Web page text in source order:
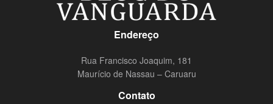
Endereço
Rua Francisco Joaquim, 181
Maurício de Nassau – Caruaru
Contato